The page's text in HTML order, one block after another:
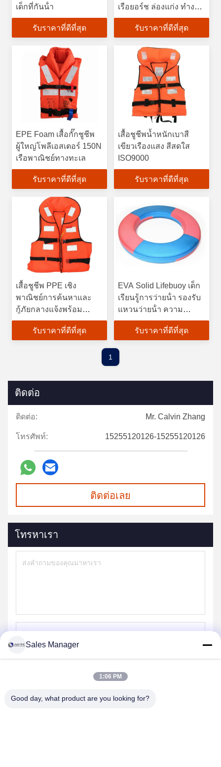
เด็กที่กันน้ํา
รับราคาที่ดีที่สุด
เรือยอร์ช ล่องแก่ง ทำงาน
ว่ายน้ำ
รับราคาที่ดีที่สุด
EPE Foam เสื้อกั๊กชูชีพ
ผู้ใหญ่โพลีเอสเตอร์ 150N
เรือพาณิชย์ทางทะเล
รับราคาที่ดีที่สุด
เสื้อชูชีพน้ำหนักเบาสี
เขียวเรืองแสง สีสดใส
ISO9000
รับราคาที่ดีที่สุด
เสื้อชูชีพ PPE เชิง
พาณิชย์การค้นหาและ
กู้ภัยกลางแจ้งพร้อม
ปลอกคอ
รับราคาที่ดีที่สุด
EVA Solid Lifebuoy เด็ก
เรียนรู้การว่ายน้ํา รองรับ
แหวนว่ายน้ํา ความ
ปลอดภัยและการคุ้มครอง
สิ่งแวดล้อม
รับราคาที่ดีที่สุด
1
ติดต่อ
ติดต่อ: Mr. Calvin Zhang
โทรศัพท์: 15255120126-15255120126
ติดต่อเลย
โทรหาเรา
Sales Manager
1:06 PM
Good day, what product are you looking for?